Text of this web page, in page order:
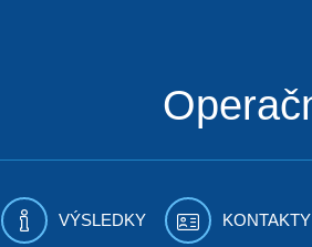
VÝSLEDKY KONTAKTY